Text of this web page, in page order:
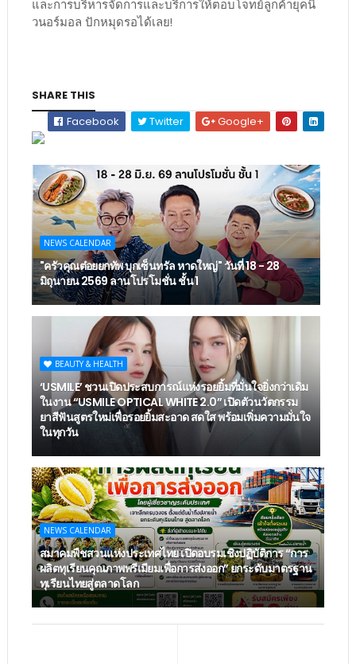
และการบริหารจัดการและบริการให้ตอบโจทย์ลูกค้ายุคนิ
วนอร์มอล ปักหมุดรอได้เลย!
SHARE THIS
Facebook
Twitter Google+
NEWS CALENDAR
"ครัวคุณต๋อยยกทัพ บุกเซ็นทรัล หาดใหญ่" วันที่ 18 - 28
มิถุนายน 2569 ลานโปรโมชั่น ชั้น 1
BEAUTY & HEALTH
‘USMILE’ ชวนเปิดประสบการณ์แห่งรอยยิ้มที่มั่นใจยิ่งกว่าเดิม
ในงาน “USMILE OPTICAL WHITE 2.0” เปิดตัวนวัตกรรม
ยาสีฟันสูตรใหม่เพื่อรอยยิ้มสะอาด สดใส พร้อมเพิ่มความมั่นใจ
ในทุกวัน
NEWS CALENDAR
สมาคมพืชสวนแห่งประเทศไทย เปิดอบรมเชิงปฏิบัติการ “การ
ผลิตทุเรียนคุณภาพพรีเมียมเพื่อการส่งออก” ยกระดับมาตรฐาน
ทุเรียนไทยสู่ตลาดโลก